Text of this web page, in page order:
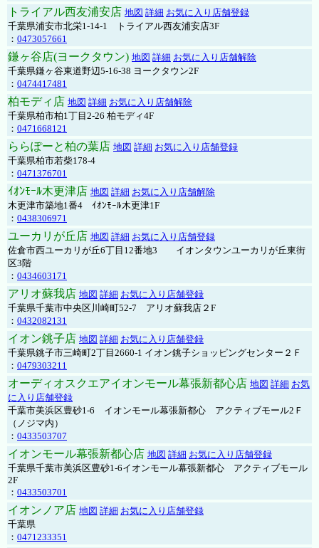
トライアル西友浦安店 地図 詳細 お気に入り店舗登録
千葉県浦安市北栄1-14-1 トライアル西友浦安店3F
： 0473057661
鎌ヶ谷店(ヨークタウン) 地図 詳細 お気に入り店舗解除
千葉県鎌ヶ谷東道野辺5-16-38 ヨークタウン2F
： 0474417481
柏モディ店 地図 詳細 お気に入り店舗解除
千葉県柏市柏1丁目2-26 柏モディ4F
： 0471668121
ららぽーと柏の葉店 地図 詳細 お気に入り店舗登録
千葉県柏市若柴178-4
： 0471376701
ｲｵﾝﾓｰﾙ木更津店 地図 詳細 お気に入り店舗解除
木更津市築地1番4 ｲｵﾝﾓｰﾙ木更津1F
： 0438306971
ユーカリが丘店 地図 詳細 お気に入り店舗登録
佐倉市西ユーカリが丘6丁目12番地3 イオンタウンユーカリが丘東街
区3階
： 0434603171
アリオ蘇我店 地図 詳細 お気に入り店舗登録
千葉県千葉市中央区川崎町52-7 アリオ蘇我店２F
： 0432082131
イオン銚子店 地図 詳細 お気に入り店舗登録
千葉県銚子市三崎町2丁目2660-1 イオン銚子ショッピングセンター２Ｆ
： 0479303211
オーディオスクエアイオンモール幕張新都心店 地図 詳細 お気
に入り店舗登録
千葉市美浜区豊砂1-6 イオンモール幕張新都心 アクティブモール2Ｆ
（ノジマ内）
： 0433503707
イオンモール幕張新都心店 地図 詳細 お気に入り店舗登録
千葉県千葉市美浜区豊砂1-6イオンモール幕張新都心 アクティブモール
2F
： 0433503701
イオンノア店 地図 詳細 お気に入り店舗登録
千葉県
： 0471233351